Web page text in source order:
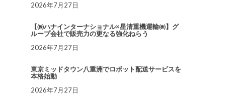
2026年7月27日
【㈱ハナインターナショナル×星清重機運輸㈱】グ
ループ会社で販売力の更なる強化ねらう
2026年7月27日
東京ミッドタウン八重洲でロボット配送サービスを
本格始動
2026年7月27日